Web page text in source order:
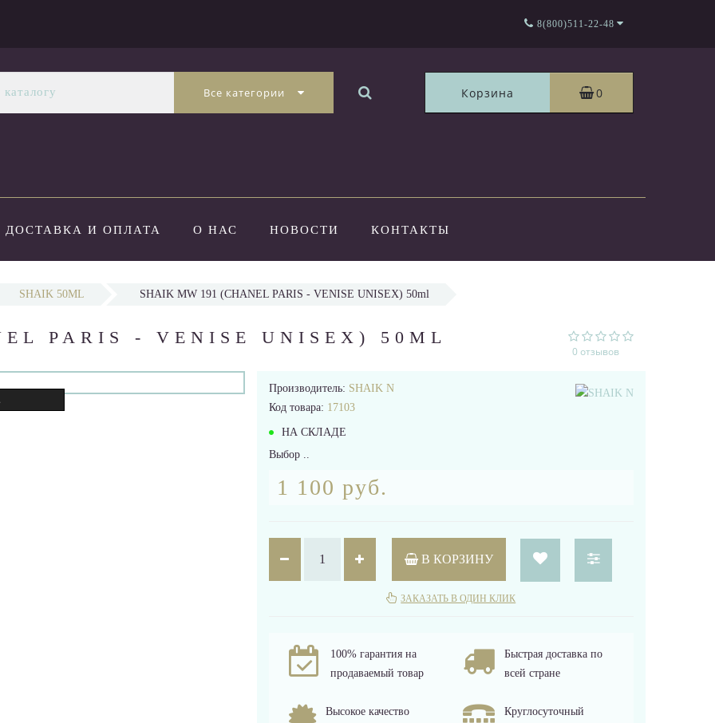
8(800)511-22-48
Все категории Корзина 0
ДОСТАВКА И ОПЛАТА О НАС НОВОСТИ КОНТАКТЫ
SHAIK 50ML SHAIK MW 191 (CHANEL PARIS - VENISE UNISEX) 50ml
PARIS - VENISE UNISEX) 50ML
0 отзывов
Производитель: SHAIK N
Код товара: 17103
НА СКЛАДЕ
Выбор ..
1 100 руб.
В КОРЗИНУ
ЗАКАЗАТЬ В ОДИН КЛИК
100% гарантия на
продаваемый товар
Быстрая доставка по
всей стране
Высокое качество
Круглосуточный